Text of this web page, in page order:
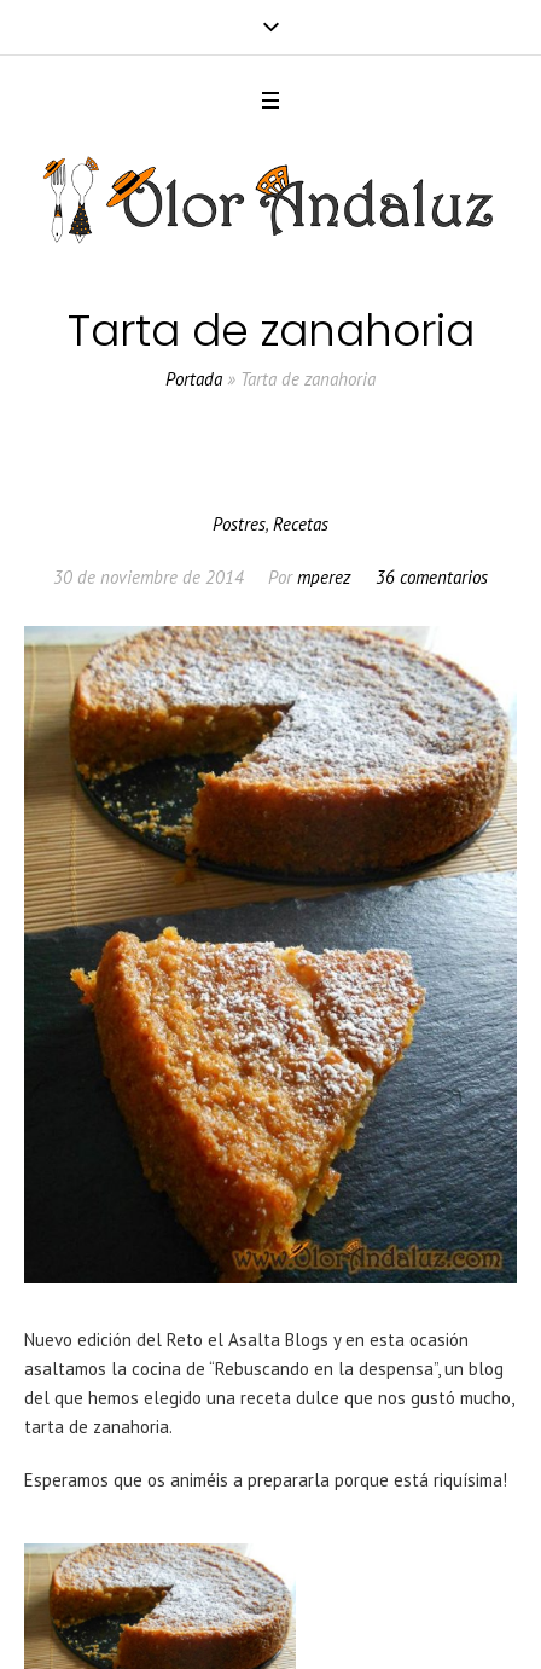
Tarta de zanahoria
Portada » Tarta de zanahoria
Postres, Recetas
30 de noviembre de 2014 Pormperez 36 comentarios
Nuevo edición del Reto el Asalta Blogs y en esta ocasión
asaltamos la cocina de “Rebuscando en la despensa”, un blog
del que hemos elegido una receta dulce que nos gustó mucho,
tarta de zanahoria.
Esperamos que os animéis a prepararla porque está riquísima!